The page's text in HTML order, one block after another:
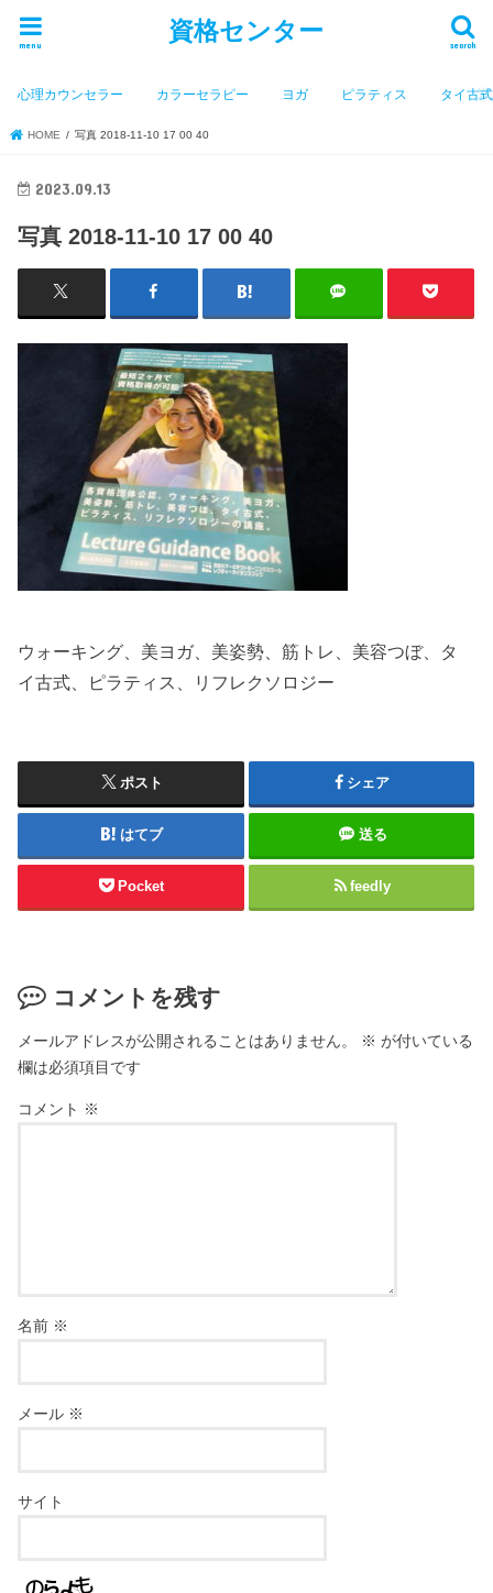
資格センター search
menu
心理カウンセラー カラーセラピー ヨガ ピラティス タイ古
HOME 写真 2018-11-10 17 00 40
2023.09.13
写真 2018-11-10 17 00 40
ウォーキング、美ヨガ、美姿勢、筋トレ、美容つぼ、タ
イ古式、ピラティス、リフレクソロジー
ポスト シェア
はてブ 送る
Pocket feedly
コメントを残す
メールアドレスが公開されることはありません。 ※ が付いている
欄は必須項目です
コメント ※
名前 ※
メール ※
サイト